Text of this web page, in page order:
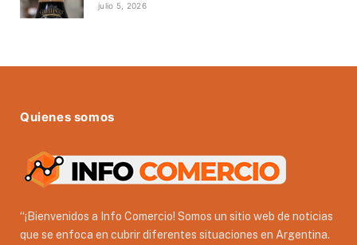
julio 5, 2026
Quienes somos
“¡Bienvenidos a Info Comercio! Somos un sitio web de noticias
que se enfoca en cubrir diferentes situaciones en Argentina.